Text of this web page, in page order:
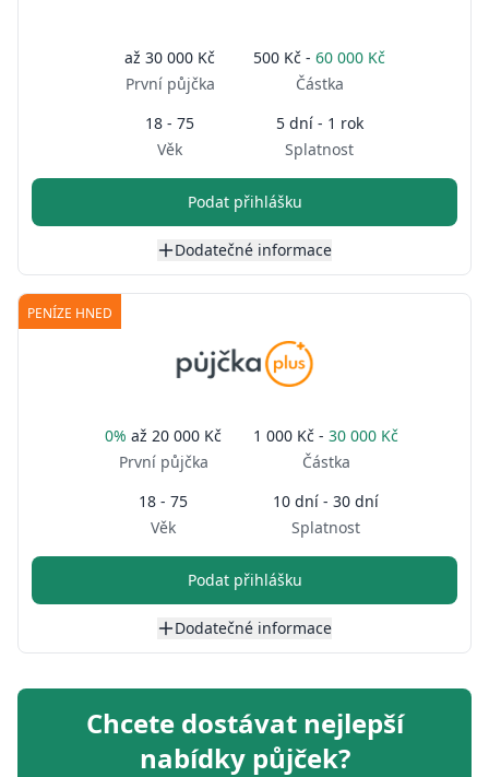
až 30 000 Kč
První půjčka
500 Kč - 60 000 Kč
Částka
18 - 75
Věk
5 dní - 1 rok
Splatnost
Podat přihlášku
Dodatečné informace
PENÍZE HNED
0% až 20 000 Kč
První půjčka
1 000 Kč - 30 000 Kč
Částka
18 - 75
Věk
10 dní - 30 dní
Splatnost
Podat přihlášku
Dodatečné informace
Chcete dostávat nejlepší
nabídky půjček?